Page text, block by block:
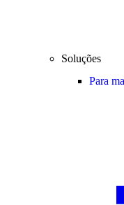
Soluções
Para